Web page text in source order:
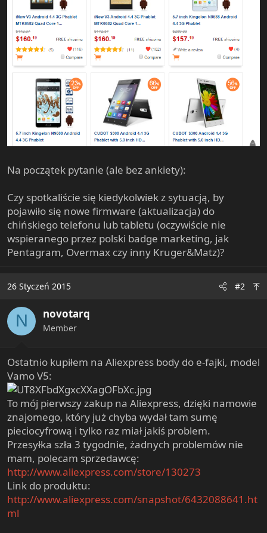
Na początek pytanie (ale bez ankiety):
Czy spotkaliście się kiedykolwiek z sytuacją, by
pojawiło się nowe firmware (aktualizacja) do
chińskiego telefonu lub tabletu (oczywiście nie
wspieranego przez polski badge marketing, jak
Pentagram, Overmax czy inny Kruger&Matz)?
26 Styczeń 2015 #2
N novotarq
Member
Ostatnio kupiłem na Aliexpress body do e-fajki, model
Vamo V5:
To mój pierwszy zakup na Aliexpress, dzięki namowie
znajomego, który już chyba wydał tam sumę
pieciocyfrową i tylko raz miał jakiś problem.
Przesyłka szła 3 tygodnie, żadnych problemów nie
mam, polecam sprzedawcę:
http://www.aliexpress.com/store/130273
Link do produktu:
http://www.aliexpress.com/snapshot/6432088641.ht
ml